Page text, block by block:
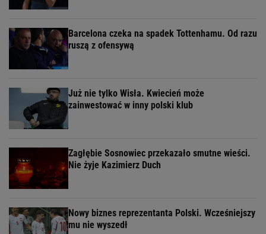
Barcelona czeka na spadek Tottenhamu. Od razu
ruszą z ofensywą
Już nie tylko Wisła. Kwiecień może
zainwestować w inny polski klub
Zagłębie Sosnowiec przekazało smutne wieści.
Nie żyje Kazimierz Duch
Nowy biznes reprezentanta Polski. Wcześniejszy
mu nie wyszedł